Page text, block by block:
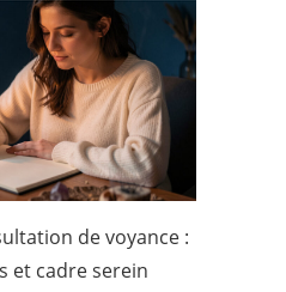
de voyance :
et cadre serein